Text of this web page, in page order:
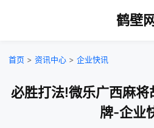
鹤壁网
首页 > 资讯中心 > 企业快讯
必胜打法!微乐广西麻将
牌-企业